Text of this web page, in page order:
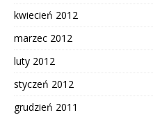
kwiecień 2012
marzec 2012
luty 2012
styczeń 2012
grudzień 2011